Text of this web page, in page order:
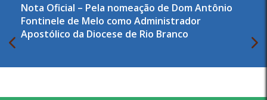
Nota Oficial – Pela nomeação de Dom Antônio
Fontinele de Melo como Administrador
Apostólico da Diocese de Rio Branco